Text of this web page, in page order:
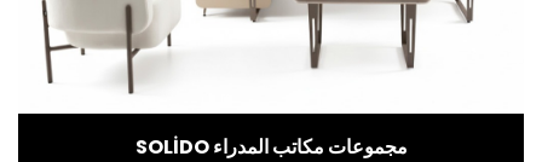
SOLİDO مجموعات مكاتب المدراء